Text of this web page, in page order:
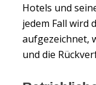
Hotels und
jedem Fall wird
aufgezeichnet,
und die